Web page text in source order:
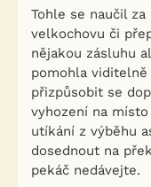
Tohle se naučil
velkochovu či
nějakou zásluhu
pomohla
přizpůsobit se
vyhození na
utíkání z výběhu
dosednout na
pekáč nedávejte.